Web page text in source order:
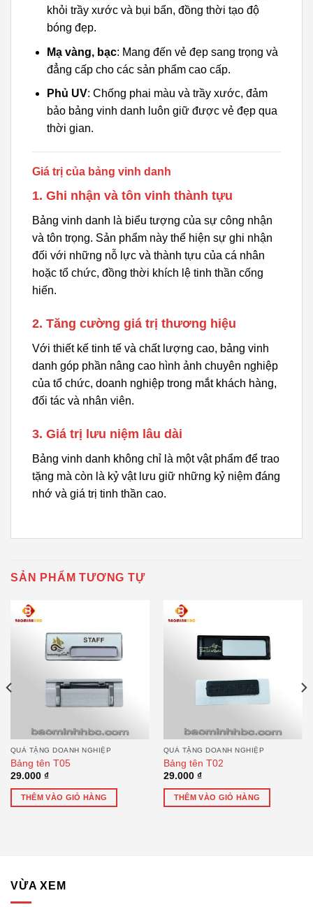
khỏi trầy xước và bụi bẩn, đồng thời tạo độ
bóng đẹp.
Mạ vàng, bạc: Mang đến vẻ đẹp sang trọng và
đẳng cấp cho các sản phẩm cao cấp.
Phủ UV: Chống phai màu và trầy xước, đảm
bảo bảng vinh danh luôn giữ được vẻ đẹp qua
thời gian.
Giá trị của bảng vinh danh
1. Ghi nhận và tôn vinh thành tựu
Bảng vinh danh là biểu tượng của sự công nhận
và tôn trọng. Sản phẩm này thể hiện sự ghi nhận
đối với những nỗ lực và thành tựu của cá nhân
hoặc tổ chức, đồng thời khích lệ tinh thần cống
hiến.
2. Tăng cường giá trị thương hiệu
Với thiết kế tinh tế và chất lượng cao, bảng vinh
danh góp phần nâng cao hình ảnh chuyên nghiệp
của tổ chức, doanh nghiệp trong mắt khách hàng,
đối tác và nhân viên.
3. Giá trị lưu niệm lâu dài
Bảng vinh danh không chỉ là một vật phẩm để trao
tặng mà còn là kỷ vật lưu giữ những kỷ niệm đáng
nhớ và giá trị tinh thần cao.
SẢN PHẨM TƯƠNG TỰ
QUÀ TẶNG DOANH NGHIỆP
Bảng tên T05
29.000 ₫
THÊM VÀO GIỎ HÀNG
QUÀ TẶNG DOANH NGHIỆP
Bảng tên T02
29.000 ₫
THÊM VÀO GIỎ HÀNG
VỪA XEM